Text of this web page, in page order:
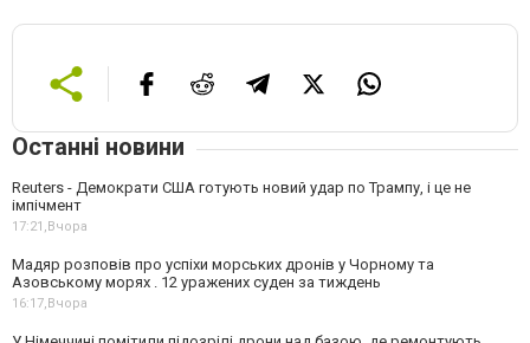
Останні новини
Reuters - Демократи США готують новий удар по Трампу, і це не
імпічмент
17:21, Вчора
Мадяр розповів про успіхи морських дронів у Чорному та
Азовському морях . 12 уражених суден за тиждень
16:17, Вчора